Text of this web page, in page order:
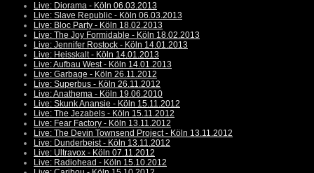
Live: Diorama - Köln 06.03.2013
Live: Slave Republic - Köln 06.03.2013
Live: Bloc Party - Köln 18.02.2013
Live: The Joy Formidable - Köln 18.02.2013
Live: Jennifer Rostock - Köln 14.01.2013
Live: Heisskalt - Köln 14.01.2013
Live: Aufbau West - Köln 14.01.2013
Live: Garbage - Köln 26.11.2012
Live: Superbus - Köln 26.11.2012
Live: Anathema - Köln 19.06.2010
Live: Skunk Anansie - Köln 15.11.2012
Live: The Jezabels - Köln 15.11.2012
Live: Fear Factory - Köln 13.11.2012
Live: The Devin Townsend Project - Köln 13.11.2012
Live: Dunderbeist - Köln 13.11.2012
Live: Ultravox - Köln 07.11.2012
Live: Radiohead - Köln 15.10.2012